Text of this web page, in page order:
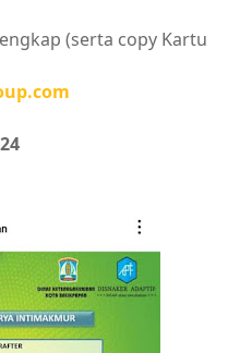
(serta copy Kartu